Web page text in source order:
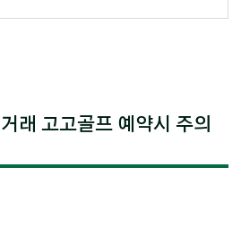
래 고고골프 예약시 주의